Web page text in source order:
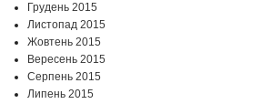
Грудень 2015
Листопад 2015
Жовтень 2015
Вересень 2015
Серпень 2015
Липень 2015